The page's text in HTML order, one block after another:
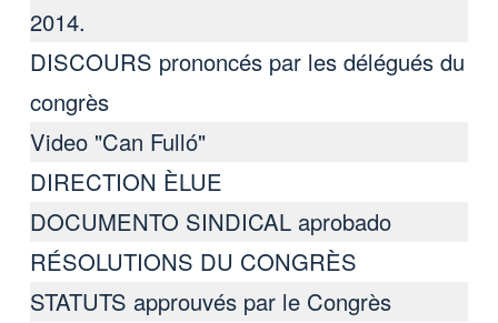
2014.
DISCOURS prononcés par les délégués du
congrès
Video "Can Fulló"
DIRECTION ÈLUE
DOCUMENTO SINDICAL aprobado
RÉSOLUTIONS DU CONGRÈS
STATUTS approuvés par le Congrès